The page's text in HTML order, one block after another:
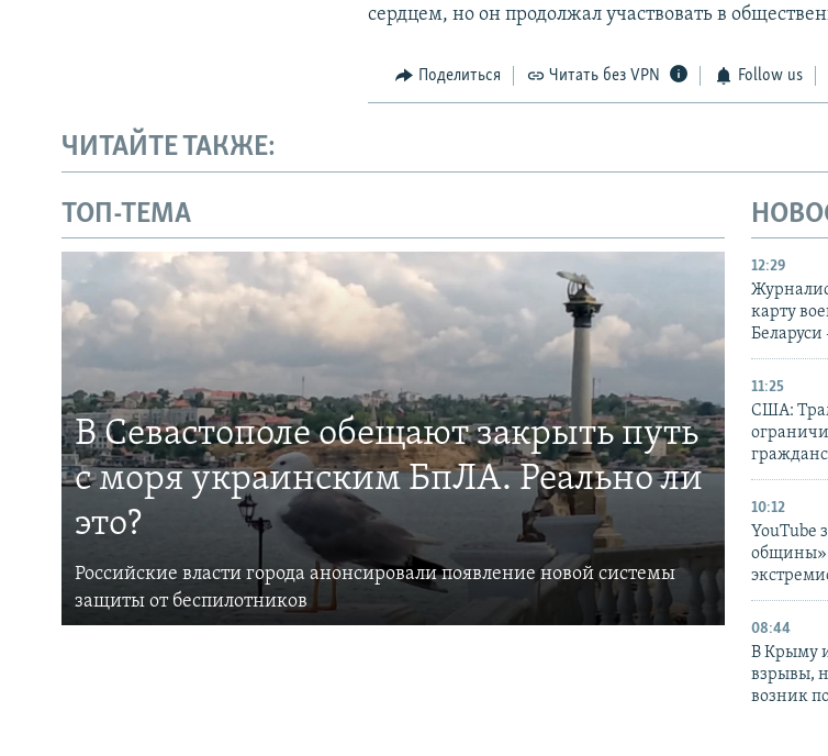
сердцем, но он продолжал участвовать в
Поделиться Читать без VPN Follow us
ЧИТАЙТЕ ТАКЖЕ:
ТОП-ТЕМА
В Севастополе обещают закрыть путь
с моря украинским БпЛА. Реально ли
это?
Российские власти города анонсировали появление новой системы
защиты от беспилотников
12:29
карту
Беларуси
11:25
США:
10:12
YouTube
общины»
08:44
В Крыму
взрывы,
возник